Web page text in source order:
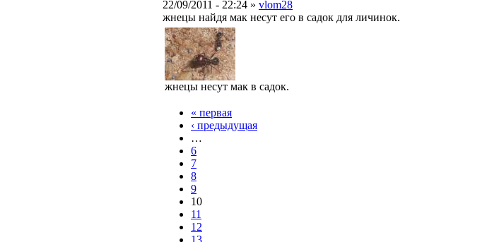
22/09/2011 - 22:24 » vlom28
жнецы найдя мак несут его в садок для личинок.
жнецы несут мак в садок.
« первая
‹ предыдущая
…
6
7
8
9
10
11
12